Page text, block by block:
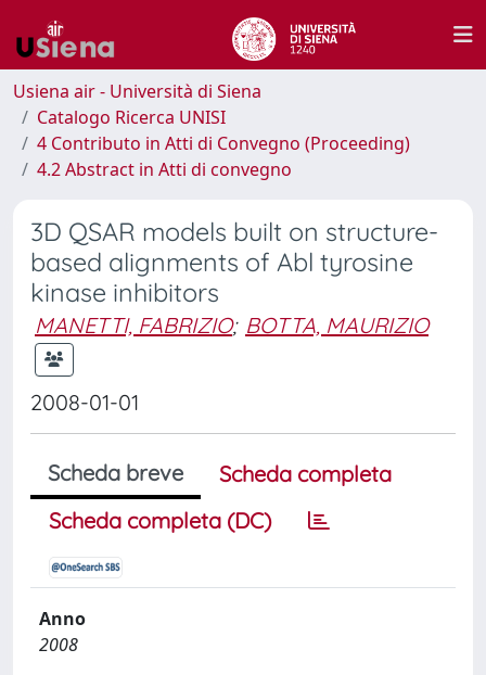
Usiena air - Università di Siena
Catalogo Ricerca UNISI
4 Contributo in Atti di Convegno (Proceeding)
4.2 Abstract in Atti di convegno
3D QSAR models built on structure-
based alignments of Abl tyrosine
kinase inhibitors
MANETTI, FABRIZIO; BOTTA, MAURIZIO
2008-01-01
Scheda breve
Scheda completa
Scheda completa (DC)
Anno
2008